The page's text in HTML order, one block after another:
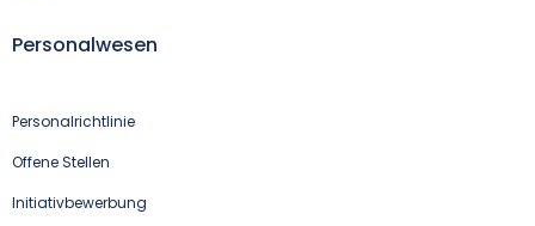
Personalwesen
Personalrichtlinie
Offene Stellen
Initiativbewerbung